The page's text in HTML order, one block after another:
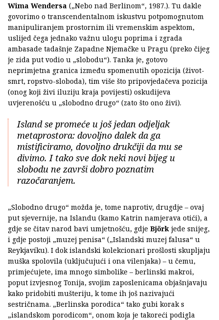
Wima Wendersa („Nebo nad Berlinom“, 1987.). Tu dakle
govorimo o transcendentalnom iskustvu potpomognutom
manipuliranjem prostornim ili vremenskim aspektom,
uslijed čega jednako važnu ulogu poprima i zgrada
ambasade tadašnje Zapadne Njemačke u Pragu (preko čijeg
je zida put vodio u „slobodu“). Tanka je, gotovo
neprimjetna granica između spomenutih opozicija (život-
smrt, ropstvo-sloboda), tim više što pripovjedačeva pozicija
(onog koji živi iluziju kraja povijesti) oskudijeva
uvjerenošću u „slobodno drugo“ (zato što ono živi).
Island se promeće u još jedan odjeljak
metaprostora: dovoljno dalek da ga
mistificiramo, dovoljno drukčiji da mu se
divimo. I tako sve dok neki novi bijeg u
slobodu ne završi dobro poznatim
razočaranjem.
„Slobodno drugo“ možda je, tome naprotiv, drugdje – ovaj
put sjevernije, na Islandu (kamo Katrin namjerava otići), a
gdje se čitav narod bavi umjetnošću, gdje Björk jede snijeg,
i gdje postoji „muzej penisa“ („Islandski muzej falusa“ u
Reykjavíku). I dok islandski kolekcionari prošlosti skupljaju
muška spolovila (uključujući i ona vilenjaka) – u čemu,
primjećujete, ima mnogo simbolike – berlinski makroi,
poput izvjesnog Tonija, svojim zaposlenicama objašnjavaju
kako pridobiti mušteriju, k tome ih još nazivajući
sestričnama. „Berlinska porodica“ tako gubi korak s
„islandskom porodicom“, onom koja je takoreći podigla